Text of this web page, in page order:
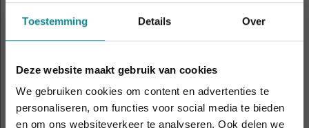
Toestemming Details Over
Deze website maakt gebruik van cookies
We gebruiken cookies om content en advertenties te
personaliseren, om functies voor social media te bieden
en om ons websiteverkeer te analyseren. Ook delen we
30
aug
Hasselt
11:00 - 14:00
2
sep
Rotterdam
19:00 - 21:00